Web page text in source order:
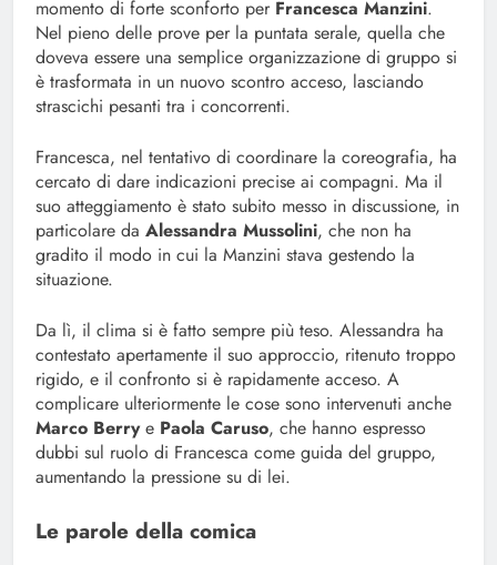
momento di forte sconforto per Francesca Manzini.
Nel pieno delle prove per la puntata serale, quella che
doveva essere una semplice organizzazione di gruppo si
è trasformata in un nuovo scontro acceso, lasciando
strascichi pesanti tra i concorrenti.
Francesca, nel tentativo di coordinare la coreografia, ha
cercato di dare indicazioni precise ai compagni. Ma il
suo atteggiamento è stato subito messo in discussione, in
particolare da Alessandra Mussolini, che non ha
gradito il modo in cui la Manzini stava gestendo la
situazione.
Da lì, il clima si è fatto sempre più teso. Alessandra ha
contestato apertamente il suo approccio, ritenuto troppo
rigido, e il confronto si è rapidamente acceso. A
complicare ulteriormente le cose sono intervenuti anche
Marco Berrye Paola Caruso, che hanno espresso
dubbi sul ruolo di Francesca come guida del gruppo,
aumentando la pressione su di lei.
Le parole della comica